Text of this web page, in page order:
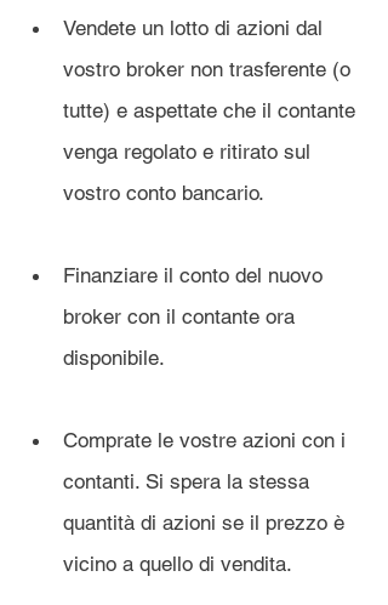
Vendete un lotto di azioni dal
vostro broker non trasferente (o
tutte) e aspettate che il contante
venga regolato e ritirato sul
vostro conto bancario.
Finanziare il conto del nuovo
broker con il contante ora
disponibile.
Comprate le vostre azioni con i
contanti. Si spera la stessa
quantità di azioni se il prezzo è
vicino a quello di vendita.